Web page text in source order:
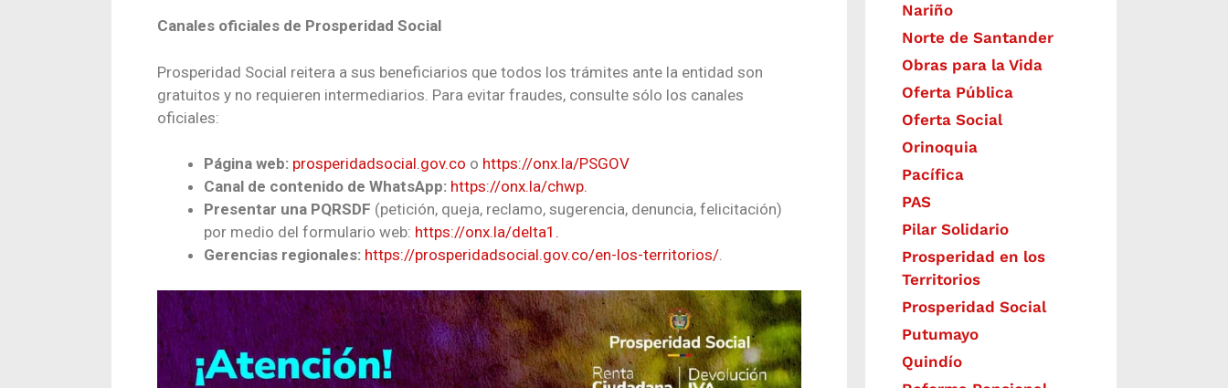
Canales oficiales de Prosperidad Social
Prosperidad Social reitera a sus beneficiarios que todos los trámites ante la entidad son
gratuitos y no requieren intermediarios. Para evitar fraudes, consulte sólo los canales
oficiales:
Página web: prosperidadsocial.gov.co o https://onx.la/PSGOV
Canal de contenido de WhatsApp: https://onx.la/chwp.
Presentar una PQRSDF (petición, queja, reclamo, sugerencia, denuncia, felicitación)
por medio del formulario web: https://onx.la/delta1.
Gerencias regionales: https://prosperidadsocial.gov.co/en-los-territorios/.
Nariño
Norte de Santander
Obras para la Vida
Oferta Pública
Oferta Social​​
Orinoquia
Pacífica
PAS
Pilar Solidario
Prosperidad en los
Territorios
Prosperidad Social
Putumayo
Quindío